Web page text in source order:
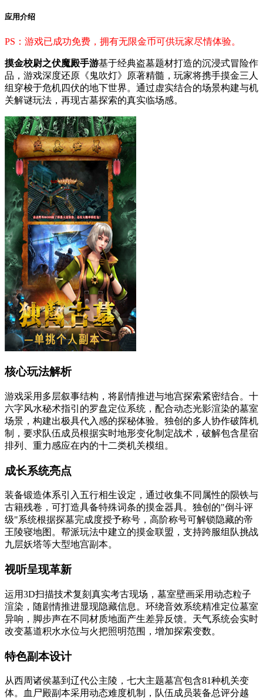
应用介绍
PS：游戏已成功免费，拥有无限金币可供玩家尽情体验。
摸金校尉之伏魔殿手游基于经典盗墓题材打造的沉浸式冒险作
品，游戏深度还原《鬼吹灯》原著精髓，玩家将携手摸金三人
组穿梭于危机四伏的地下世界。通过虚实结合的场景构建与机
关解谜玩法，再现古墓探索的真实临场感。
核心玩法解析
游戏采用多层叙事结构，将剧情推进与地宫探索紧密结合。十
六字风水秘术指引的罗盘定位系统，配合动态光影渲染的墓室
场景，构建出极具代入感的探秘体验。独创的多人协作破阵机
制，要求队伍成员根据实时地形变化制定战术，破解包含星宿
排列、重力感应在内的十二类机关模组。
成长系统亮点
装备锻造体系引入五行相生设定，通过收集不同属性的陨铁与
古籍残卷，可打造具备特殊词条的摸金器具。独创的"倒斗评
级"系统根据探墓完成度授予称号，高阶称号可解锁隐藏的帝
王陵寝地图。帮派玩法中建立的摸金联盟，支持跨服组队挑战
九层妖塔等大型地宫副本。
视听呈现革新
运用3D扫描技术复刻真实考古现场，墓室壁画采用动态粒子
渲染，随剧情推进显现隐藏信息。环绕音效系统精准定位墓室
异响，脚步声在不同材质地面产生差异反馈。天气系统会实时
改变墓道积水水位与火把照明范围，增加探索变数。
特色副本设计
从西周诸侯墓到辽代公主陵，七大主题墓宫包含81种机关变
体。血尸殿副本采用动态难度机制，队伍成员装备总评分越